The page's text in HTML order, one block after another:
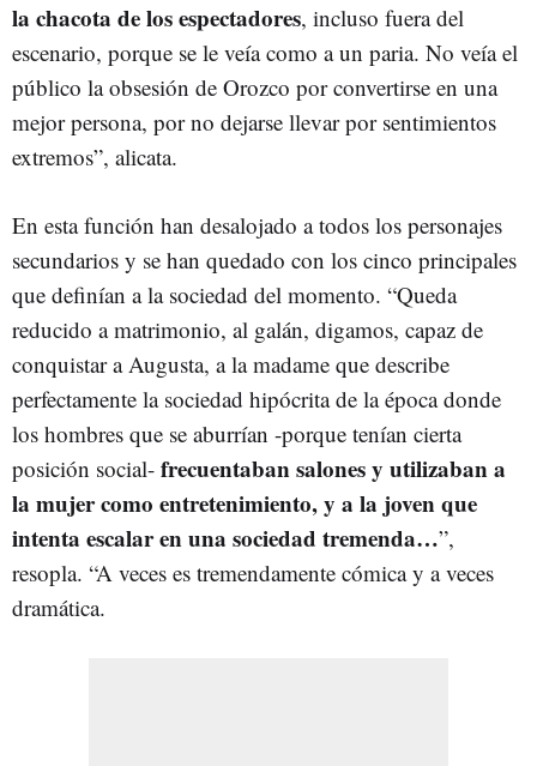
la chacota de los espectadores, incluso fuera del
escenario, porque se le veía como a un paria. No veía el
público la obsesión de Orozco por convertirse en una
mejor persona, por no dejarse llevar por sentimientos
extremos”, alicata.
En esta función han desalojado a todos los personajes
secundarios y se han quedado con los cinco principales
que definían a la sociedad del momento. “Queda
reducido a matrimonio, al galán, digamos, capaz de
conquistar a Augusta, a la madame que describe
perfectamente la sociedad hipócrita de la época donde
los hombres que se aburrían -porque tenían cierta
posición social- frecuentaban salones y utilizaban a
la mujer como entretenimiento, y a la joven que
intenta escalar en una sociedad tremenda…”,
resopla. “A veces es tremendamente cómica y a veces
dramática.